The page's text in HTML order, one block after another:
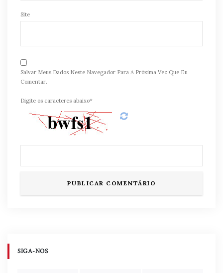
Site
Salvar Meus Dados Neste Navegador Para A Próxima Vez Que Eu
Comentar.
Digite os caracteres abaixo*
SIGA-NOS